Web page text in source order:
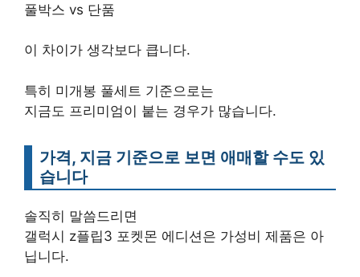
풀박스 vs 단품
이 차이가 생각보다 큽니다.
특히 미개봉 풀세트 기준으로는
지금도 프리미엄이 붙는 경우가 많습니다.
가격, 지금 기준으로 보면 애매할 수도 있
습니다
솔직히 말씀드리면
갤럭시 z플립3 포켓몬 에디션은 가성비 제품은 아
닙니다.